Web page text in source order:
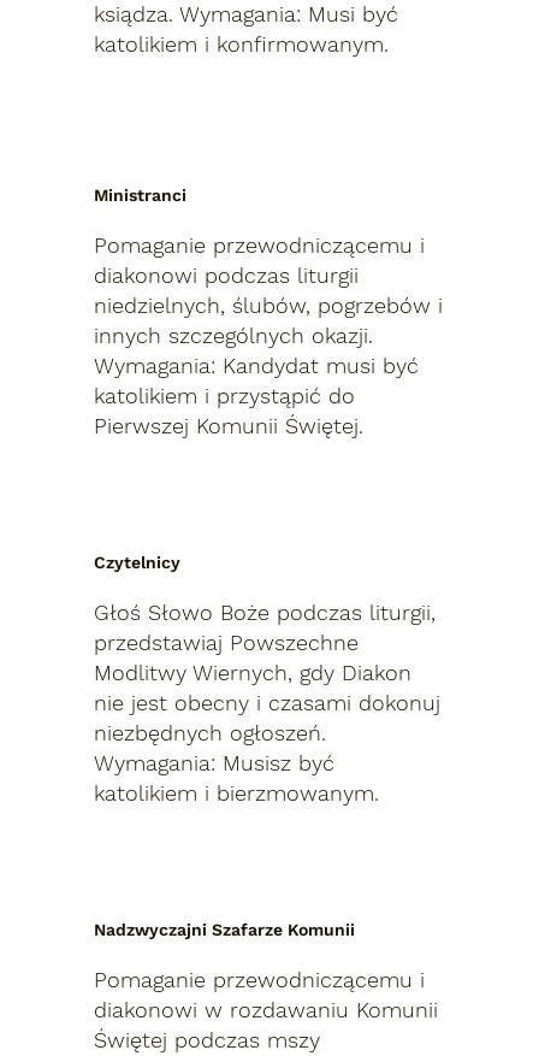
ksiądza. Wymagania: Musi być
katolikiem i konfirmowanym.
Ministranci
Pomaganie przewodniczącemu i
diakonowi podczas liturgii
niedzielnych, ślubów, pogrzebów i
innych szczególnych okazji.
Wymagania: Kandydat musi być
katolikiem i przystąpić do
Pierwszej Komunii Świętej.
Czytelnicy
Głoś Słowo Boże podczas liturgii,
przedstawiaj Powszechne
Modlitwy Wiernych, gdy Diakon
nie jest obecny i czasami dokonuj
niezbędnych ogłoszeń.
Wymagania: Musisz być
katolikiem i bierzmowanym.
Nadzwyczajni Szafarze Komunii
Pomaganie przewodniczącemu i
diakonowi w rozdawaniu Komunii
Świętej podczas mszy